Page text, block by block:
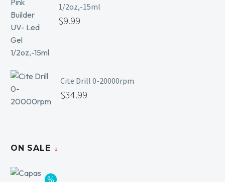
1/2oz,-15ml
$9.99
Cite Drill 0-20000rpm
$34.99
ON SALE